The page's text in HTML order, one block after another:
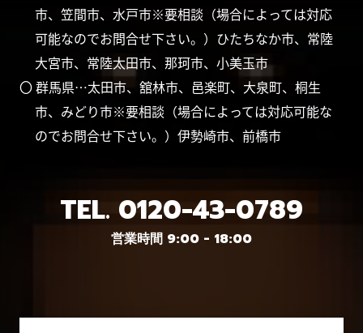
市、笠間市、水戸市※要相談（場合によっては対応
可能なのでお問合せ下さい。）ひたちなか市、常陸
大宮市、常陸太田市、那珂市、小美玉市
〇 群馬県…太田市、舘林市、邑楽町、大泉町、桐生
市、みどり市※要相談（場合によっては対応可能な
のでお問合せ下さい。）伊勢崎市、前橋市
TEL. 0120-43-0789
営業時間 9:00 - 18:00